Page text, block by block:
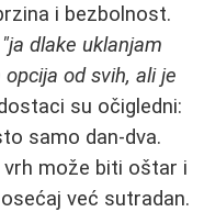
i bezbolnost.
"ja dlake uklanjam
od svih, ali je
su očigledni:
samo dan-dva.
vrh može biti oštar i
već sutradan.